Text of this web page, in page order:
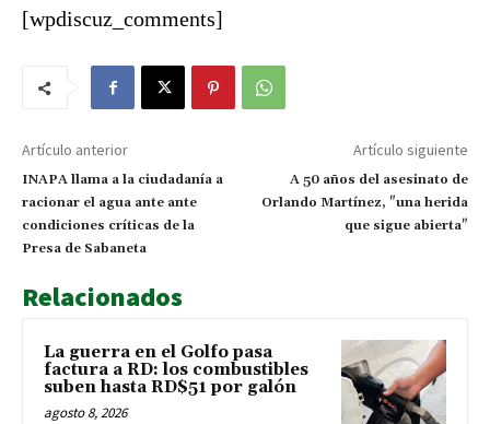
[wpdiscuz_comments]
Artículo anterior
INAPA llama a la ciudadanía a
racionar el agua ante ante
condiciones críticas de la
Presa de Sabaneta
Artículo siguiente
A 50 años del asesinato de
Orlando Martínez, "una herida
que sigue abierta"
Relacionados
La guerra en el Golfo pasa
factura a RD: los combustibles
suben hasta RD$51 por galón
agosto 8, 2026